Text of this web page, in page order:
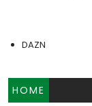
DAZN
HOME